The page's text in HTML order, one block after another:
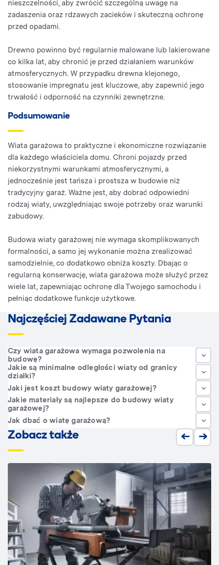
nieszczelności, aby zwrócić szczególną uwagę na
zadaszenia oraz rdzawych zacieków i skuteczną ochronę
przed opadami.
Drewno powinno być regularnie malowane lub lakierowane
co kilka lat, aby chronić je przed działaniem warunków
atmosferycznych. W przypadku drewna klejonego,
stosowanie impregnatu jest kluczowe, aby zapewnić jego
trwałość i odporność na czynniki zewnętrzne.
Podsumowanie
Wiata garażowa to praktyczne i ekonomiczne rozwiązanie
dla każdego właściciela domu. Chroni pojazdy przed
niekorzystnymi warunkami atmosferycznymi, a
jednocześnie jest tańsza i prostsza w budowie niż
tradycyjny garaż. Ważne jest, aby dobrać odpowiedni
rodzaj wiaty, uwzględniając swoje potrzeby oraz warunki
zabudowy.
Budowa wiaty garażowej nie wymaga skomplikowanych
formalności, a samo jej wykonanie można zrealizować
samodzielnie, co dodatkowo obniża koszty. Dbając o
regularną konserwację, wiata garażowa może służyć przez
wiele lat, zapewniając ochronę dla Twojego samochodu i
pełniąc dodatkowe funkcje użytkowe.
Najczęściej Zadawane Pytania
Czy wiata garażowa wymaga pozwolenia na
budowę?
Jakie są minimalne odległości wiaty od granicy
działki?
Jaki jest koszt budowy wiaty garażowej?
Jakie materiały są najlepsze do budowy wiaty
garażowej?
Jak dbać o wiatę garażową?
Zobacz także